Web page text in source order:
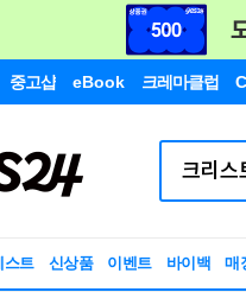
중고샵 eBook 크레마클럽
스트 신상품 이벤트 바이백 매